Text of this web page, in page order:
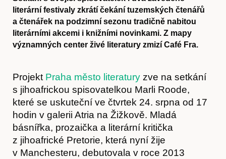
literární festivaly zkrátí čekání tuzemských čtenářů
a čtenářek na podzimní sezonu tradičně nabitou
literárními akcemi i knižními novinkami. Z mapy
významných center živé literatury zmizí Café Fra.
Projekt Praha město literatury zve na setkání
s jihoafrickou spisovatelkou Marli Roode,
které se uskuteční ve čtvrtek 24. srpna od 17
hodin v galerii Atria na Žižkově. Mladá
básnířka, prozaička a literární kritička
z jihoafrické Pretorie, která nyní žije
v Manchesteru, debutovala v roce 2013